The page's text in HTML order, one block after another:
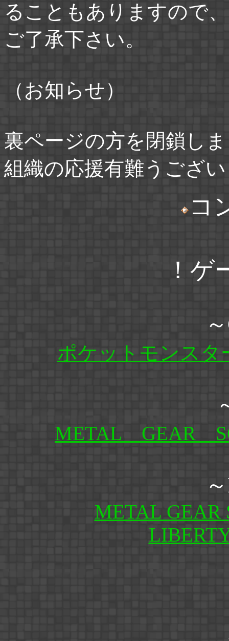
ることもありますので、
ご了承下さい。
（お知らせ）
裏ページの方を閉鎖し
組織の応援有難うござ
コ
！ゲ
ポケットモンス
METAL GEAR
METAL